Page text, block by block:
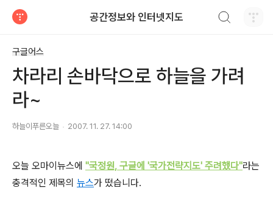
공간정보와 인터넷지도
구글어스
차라리 손바닥으로 하늘을 가려
라~
하늘이푸른오늘 2007. 11. 27. 14:00
오늘 오마이뉴스에 "국정원, 구글에 '국가전략지도' 주려했다"라는
충격적인 제목의 뉴스가 떴습니다.